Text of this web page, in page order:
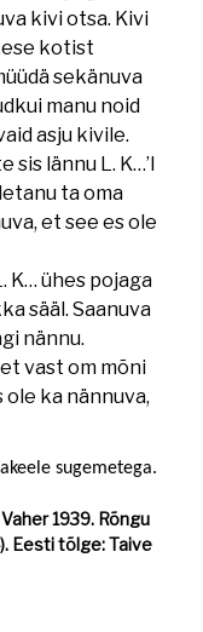
kivi otsa. Kivi
kotist
sekänuva
manu noid
asju kivile.
sis lännu L. K…’l
ta oma
et see es ole
K… ühes pojaga
sääl. Saanuva
nännu.
vast om mõni
ole ka nännuva,
sugemetega.
1939. Rõngu
Eesti tõlge: Taive